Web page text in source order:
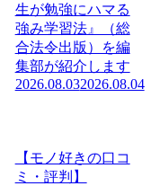
生が勉強にハマる
強み学習法』（総
合法令出版）を編
集部が紹介します
2026.08.032026.08.04
【モノ好きの口コ
ミ・評判】